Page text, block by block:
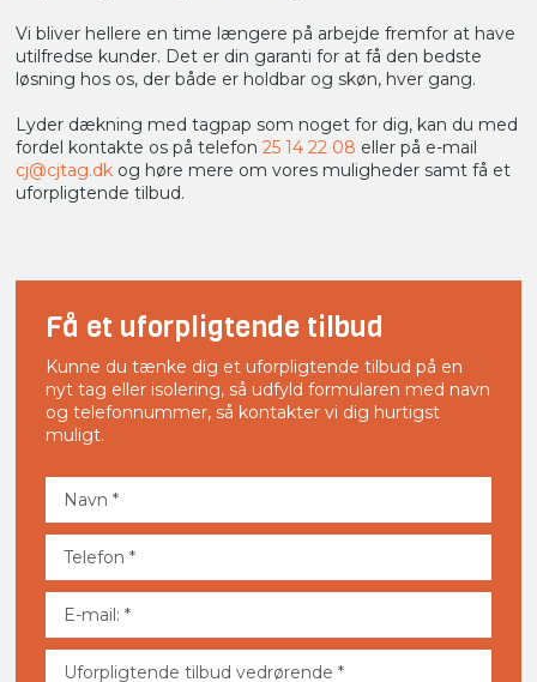
Vi bliver hellere en time længere på arbejde fremfor at have
utilfredse kunder. Det er din garanti for at få den bedste
løsning hos os, der både er holdbar og skøn, hver gang.
Lyder dækning med tagpap som noget for dig, kan du med
fordel kontakte os på telefon 25 14 22 08 eller på e-mail
cj@cjtag.dkog høre mere om vores muligheder samt få et
uforpligtende tilbud.​
Få et uforpligtende tilbud
Kunne du tænke dig et uforpligtende tilbud på en
nyt tag eller isolering, så udfyld formularen med navn
og telefonnummer, så kontakter vi dig hurtigst
muligt.